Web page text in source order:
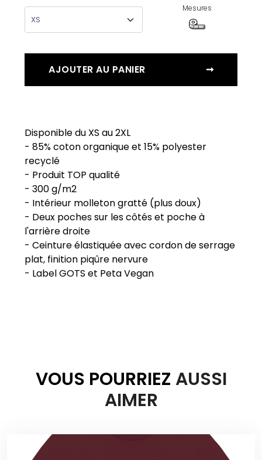
Mesures
AJOUTER AU PANIER ➞
Disponible du XS au 2XL
- 85% coton organique et 15% polyester
recyclé
- Produit TOP qualité
- 300 g/m2
- Intérieur molleton gratté (plus doux)
- Deux poches sur les côtés et poche à
l'arrière droite
- Ceinture élastiquée avec cordon de serrage
plat, finition piqûre nervure
VOUS POURRIEZ AUSSI
AIMER